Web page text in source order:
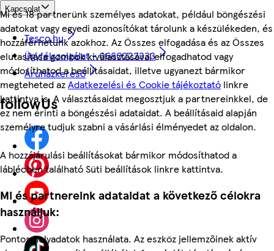
Mi és 18 partnerünk személyes adatokat, például böngészési
adatokat vagy egyedi azonosítókat tárolunk a készülékeden, és
hozzáférhetünk azokhoz. Az Összes elfogadása és az Összes
elutasítása gombok kiválasztásával elfogadhatod vagy
módosíthatod a beállításaidat, illetve ugyanezt bármikor
megteheted azAdatkezelési és Cookie tájékoztató linkre
kattintva is. A választásaidat megosztjuk a partnereinkkel, de
ez nem érinti a böngészési adataidat. A beállításaid alapján
személyre tudjuk szabni a vásárlási élményedet az oldalon.
A hozzájárulási beállításokat bármikor módosíthatod a
láblécben található Süti beállítások linkre kattintva.
Mi és partnereink adataidat a következő célokra
használjuk:
Pontos helyadatok használata. Az eszköz jellemzőinek aktív
Kapcsolat
Tesco.hu
Ügyfélszolgálat - 0680222333
Áruházkereső
followUs